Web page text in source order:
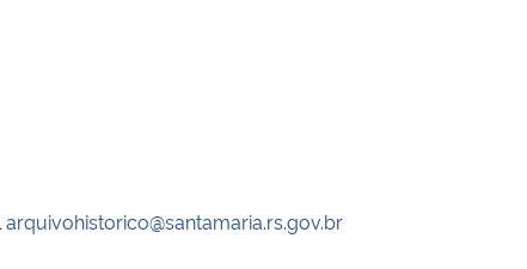
arquivohistorico@santamaria.rs.gov.br